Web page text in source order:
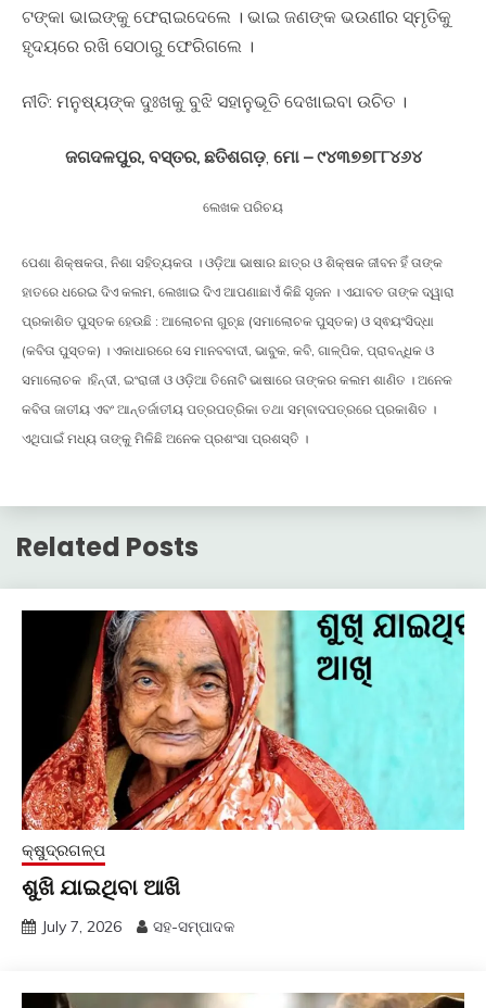
ଟଙ୍କା ଭାଇଙ୍କୁ ଫେରାଇଦେଲେ । ଭାଇ ଜଣଙ୍କ ଭଉଣୀର ସ୍ମୃତିକୁ
ହୃଦୟରେ ରଖି ସେଠାରୁ ଫେରିଗଲେ ।
ନୀତି: ମନୁଷ୍ୟଙ୍କ ଦୁଃଖକୁ ବୁଝି ସହାନୁଭୂତି ଦେଖାଇବା ଉଚିତ ।
ଜଗଦଳପୁର, ବସ୍ତର, ଛତିଶଗଡ଼, ମୋ – ୯୪୩୭୭୮୮୪୬୪
ଲେଖକ ପରିଚୟ
ପେଶା ଶିକ୍ଷକତା, ନିଶା ସହିତ୍ୟକତା । ଓଡ଼ିଆ ଭାଷାର ଛାତ୍ର ଓ ଶିକ୍ଷକ ଜୀବନ ହିଁ ତାଙ୍କ
ହାତରେ ଧରେଇ ଦିଏ କଲମ, ଲେଖାଇ ଦିଏ ଆପଣାଛାଏଁ କିଛି ସୃଜନ । ଏଯାବତ ତାଙ୍କ ଦ୍ୱାରା
ପ୍ରକାଶିତ ପୁସ୍ତକ ହେଉଛି : ଆଲୋଚନା ଗୁଚ୍ଛ (ସମାଲୋଚକ ପୁସ୍ତକ) ଓ ସ୍ଵୟଂସିଦ୍ଧା
(କବିତା ପୁସ୍ତକ) । ଏକାଧାରରେ ସେ ମାନବବାଦୀ, ଭାବୁକ, କବି, ଗାଳ୍ପିକ, ପ୍ରାବନ୍ଧିକ ଓ
ସମାଲୋଚକ ।ହିନ୍ଦୀ, ଇଂରାଜୀ ଓ ଓଡ଼ିଆ ତିନୋଟି ଭାଷାରେ ତାଙ୍କର କଲମ ଶାଣିତ । ଅନେକ
କବିତା ଜାତୀୟ ଏବଂ ଆନ୍ତର୍ଜାତୀୟ ପତ୍ରପତ୍ରିକା ତଥା ସମ୍ବାଦପତ୍ରରେ ପ୍ରକାଶିତ ।
ଏଥିପାଇଁ ମଧ୍ୟ ତାଙ୍କୁ ମିଳିଛି ଅନେକ ପ୍ରଶଂସା ପ୍ରଶସ୍ତି ।
Related Posts
କ୍ଷୁଦ୍ରଗଳ୍ପ
ଶୁଖି ଯାଇଥିବା ଆଖି
July 7, 2026 ସହ-ସମ୍ପାଦକ